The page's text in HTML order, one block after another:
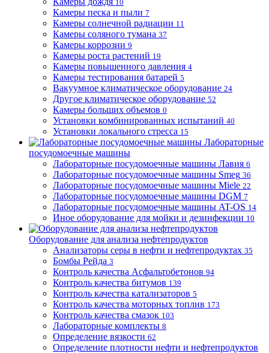
10
Камеры песка и пыли 7
Камеры солнечной радиации 11
Камеры соляного тумана 37
Камеры коррозии 9
Камеры роста растений 19
Камеры повышенного давления 4
Камеры тестирования батарей 5
Вакуумное климатическое оборудование 24
Другое климатическое оборудование 52
Камеры больших объемов 0
Установки комбинированных испытаний 40
Установки локального стресса 15
Лабораторные
посудомоечные машины
Лабораторные посудомоечные машины Лавия 6
Лабораторные посудомоечные машины Smeg 36
Лабораторные посудомоечные машины Miele 22
Лабораторные посудомоечные машины DGM 7
Лабораторные посудомоечные машины AT-OS 14
Иное оборудование для мойки и дезинфекции 10
Оборудование для анализа нефтепродуктов
Анализаторы серы в нефти и нефтепродуктах 35
Бомбы Рейда 3
Контроль качества Асфальтобетонов 94
Контроль качества битумов 139
Контроль качества катализаторов 5
Контроль качества моторных топлив 173
Контроль качества смазок 103
Лабораторные комплекты 8
Определение вязкости 62
Определение плотности нефти и нефтепродуктов